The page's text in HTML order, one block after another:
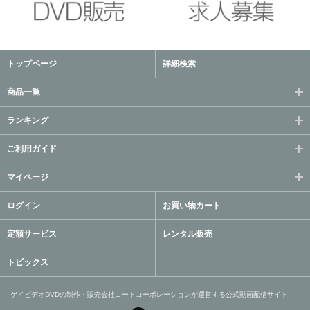
トップページ 詳細検索
商品一覧
ランキング
ご利用ガイド
マイページ
ログイン お買い物カート
定額サービス レンタル販売
トピックス
ゲイビデオDVDの制作・販売会社コートコーポレーションが運営する公式動画配信サイト